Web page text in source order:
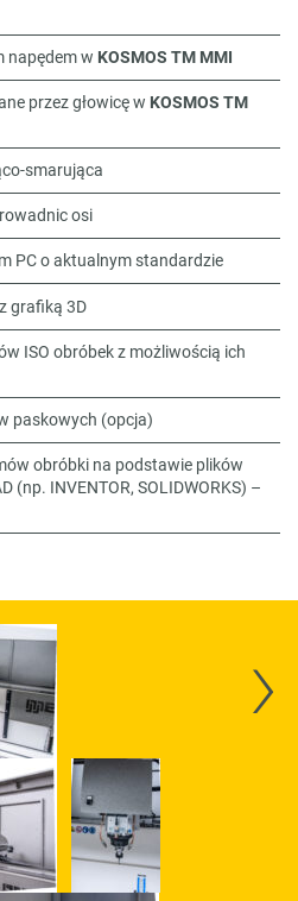
napędem w KOSMOS TM MMI
przez głowicę w KOSMOS TM
smarująca
osi
PC o aktualnym standardzie
grafiką 3D
ISO obróbek z możliwością ich
paskowych (opcja)
obróbki na podstawie plików
(np. INVENTOR, SOLIDWORKS) –
›